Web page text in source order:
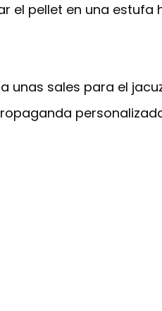
el pellet en una
unas sales para el